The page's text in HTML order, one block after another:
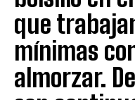
que
mínimas
almorzar.